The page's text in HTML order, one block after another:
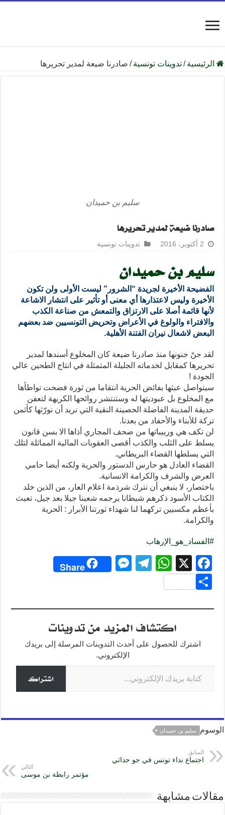
الرئيسية /تدوينات تونسية / صادرنا ضيعة لمدير تحريرها
سليم بن حميدان
صادرنا ضيعة لمدير تحريرها
2 أكتوبر، 2016 تدوينات تونسية
سليم بن حميدان
الفضيحة الأخيرة لجريدة “الشرور” ليست الأولى ولن تكون
الأخيرة وليس لاعتذارها أي معنى أو تأثير على انتشار الاشاعة
لأنها قائمة أصلا على الارتزاق والتمعش من صناعة الكذب
والافتراء والولوغ في الأعراض وتحريض التونسيين ضد بعضهم
البعض لاشعال نيران الفتنة الأهلية.
لقد جنّ جنونها منذ صادرنا ضيعة كان المخلوع أسندها لمدير
تحريرها كمقابل لخدماته الجليلة المتمثلة في انتاج الطحين عالي
الجودة !
سيتواصل عبثها بفائض الحرية انتقاما من ثورة فضحت تواطأها
مع المخلوع بل عبوديتها له وستنتشر روائحها الكريهة لتعفن
حديقة المدينة الفاضلة الحصينة النقية التي نريد أن نورّثها كأثمن
تركة للأبناء والأحفاد من بعدنا.
لن تكف هي وربيباتها من صحف المجاري أذاها الا بسن قانون
يسلط على الثلب والكذب أقصى العقوبات المالية المماثلة لتلك
التي يسلطها القضاء البريطاني.
القضاء العادل هو حارس الدستور والحرية ولكنه أيضا حامي
العرض والشرف والكرامة الانسانية.
باختصار، لا ينبغي أن نترك شرذمة اعلام العار، من الذين خلد
الكتاب الأسود ذكرهم شيطانا يرجمه شعبنا جيلا بعد جيل، تعبث
بأعظم مكسبين تركهما لنا شهداء ثورتنا الأبرار : الحرية
والكرامة.
# الفساد_هو_الإرهاب
F
a
c
e
o
k
X
W
s
A
p
T
gr
a
m
M
e
n
g
er
Share
ar
اكتشاف المزيد من تدوينات
اشترك للحصول على أحدث التدوينات المرسلة إلى بريدك
الإلكتروني.
كتابة بريدك الإلكتروني...
اشتراك
الوسوم سليم بن حميدان
السابق
اجتماع نداء تونس في جو حداثي
التالي
مؤتمر رابطة بن موسى
مقالات مشابهة